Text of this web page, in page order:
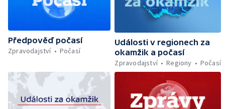
Předpověď počasí
Zpravodajství
Počasí
Události v regionech za
okamžik a počasí
Zpravodajství
Regiony Počasí